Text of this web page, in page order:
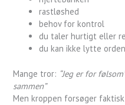
rastløshed
behov for kontrol
du taler hurtigt eller
du kan ikke lytte
Mange tror: “Jeg er for
sammen”
Men kroppen forsøger